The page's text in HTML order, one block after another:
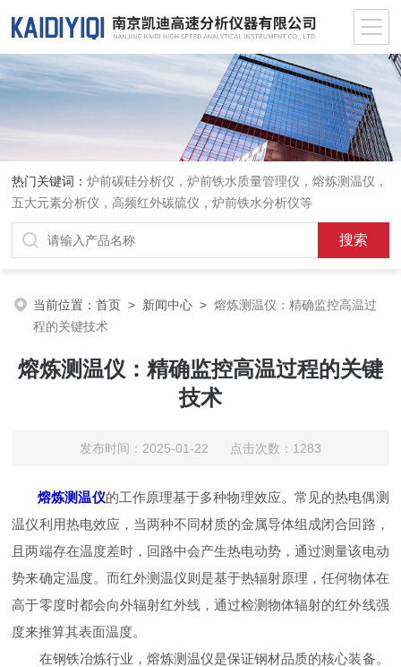
热门关键词：炉前碳硅分析仪，炉前铁水质量管理仪，熔炼测温仪，
五大元素分析仪，高频红外碳硫仪，炉前铁水分析仪等
当前位置：首页 > 新闻中心 >熔炼测温仪：精确监控高温过
程的关键技术
熔炼测温仪：精确监控高温过程的关键
技术
发布时间：2025-01-22 点击次数：1283
熔炼测温仪的工作原理基于多种物理效应。常见的热电偶测
温仪利用热电效应，当两种不同材质的金属导体组成闭合回路，
且两端存在温度差时，回路中会产生热电动势，通过测量该电动
势来确定温度。而红外测温仪则是基于热辐射原理，任何物体在
高于零度时都会向外辐射红外线，通过检测物体辐射的红外线强
度来推算其表面温度。
在钢铁冶炼行业，熔炼测温仪是保证钢材品质的核心装备。